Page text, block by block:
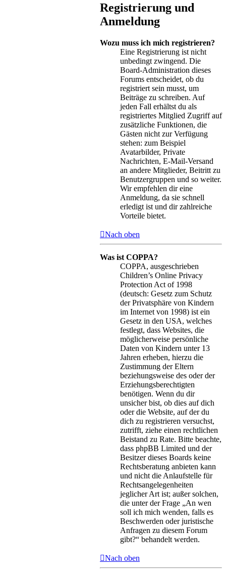
Registrierung und
Anmeldung
Wozu muss ich mich registrieren?
Eine Registrierung ist nicht
unbedingt zwingend. Die
Board-Administration dieses
Forums entscheidet, ob du
registriert sein musst, um
Beiträge zu schreiben. Auf
jeden Fall erhältst du als
registriertes Mitglied Zugriff auf
zusätzliche Funktionen, die
Gästen nicht zur Verfügung
stehen: zum Beispiel
Avatarbilder, Private
Nachrichten, E-Mail-Versand
an andere Mitglieder, Beitritt zu
Benutzergruppen und so weiter.
Wir empfehlen dir eine
Anmeldung, da sie schnell
erledigt ist und dir zahlreiche
Vorteile bietet.
Nach oben
Was ist COPPA?
COPPA, ausgeschrieben
Children’s Online Privacy
Protection Act of 1998
(deutsch: Gesetz zum Schutz
der Privatsphäre von Kindern
im Internet von 1998) ist ein
Gesetz in den USA, welches
festlegt, dass Websites, die
möglicherweise persönliche
Daten von Kindern unter 13
Jahren erheben, hierzu die
Zustimmung der Eltern
beziehungsweise des oder der
Erziehungsberechtigten
benötigen. Wenn du dir
unsicher bist, ob dies auf dich
oder die Website, auf der du
dich zu registrieren versuchst,
zutrifft, ziehe einen rechtlichen
Beistand zu Rate. Bitte beachte,
dass phpBB Limited und der
Besitzer dieses Boards keine
Rechtsberatung anbieten kann
und nicht die Anlaufstelle für
Rechtsangelegenheiten
jeglicher Art ist; außer solchen,
die unter der Frage „An wen
soll ich mich wenden, falls es
Beschwerden oder juristische
Anfragen zu diesem Forum
gibt?“ behandelt werden.
Nach oben